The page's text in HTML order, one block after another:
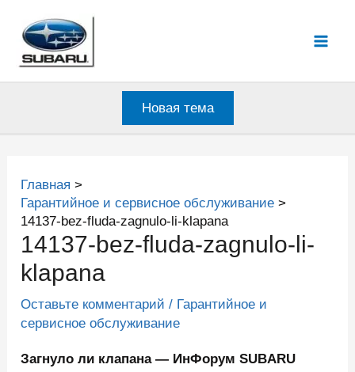
содержимому
Новая тема
Главная
Гарантийное и сервисное обслуживание
14137-bez-fluda-zagnulo-li-klapana
14137-bez-fluda-zagnulo-li-
klapana
Оставьте комментарий / Гарантийное и
сервисное обслуживание
Загнуло ли клапана — ИнФорум SUBARU